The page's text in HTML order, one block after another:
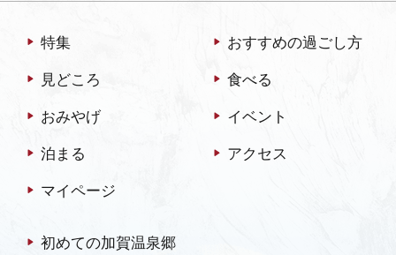
特集 おすすめの過ごし方
見どころ 食べる
おみやげ イベント
泊まる アクセス
マイページ
初めての加賀温泉郷